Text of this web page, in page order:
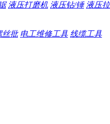
液压打磨机 液压钻/锤 液压
丝批 电工维修工具 线缆工具